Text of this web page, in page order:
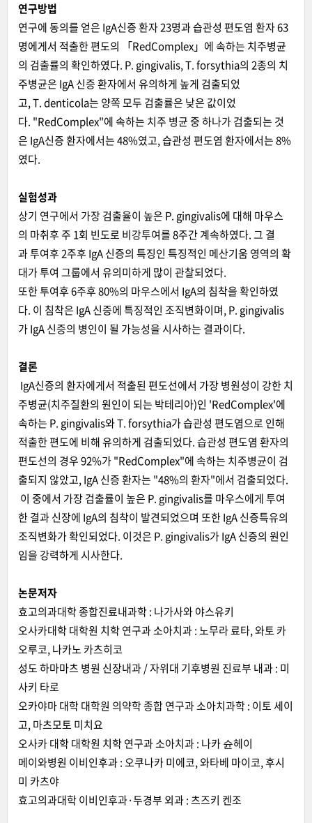
연구방법
연구에 동의를 얻은 IgA신증 환자 23명과 습관성 편도염 환자 63
명에게서 적출한 편도의 「RedComplex」에 속하는 치주병균
의 검출률의 확인하였다. P. gingivalis, T. forsythia의 2종의 치
주병균은 IgA 신증 환자에서 유의하게 높게 검출되었
고, T. denticola는 양쪽 모두 검출률은 낮은 값이었
다. "RedComplex"에 속하는 치주 병균 중 하나가 검출되는 것
은 IgA신증 환자에서는 48%였고, 습관성 편도염 환자에서는 8%
였다.
실험성과
상기 연구에서 가장 검출율이 높은 P. gingivalis에 대해 마우스
의 마취후 주 1회 빈도로 비강투여를 8주간 계속하였다. 그 결
과 투여후 2주후 IgA 신증의 특징인 특징적인 메산기움 영역의 확
대가 투여 그룹에서 유의미하게 많이 관찰되었다.
또한 투여후 6주후 80%의 마우스에서 IgA의 침착을 확인하였
다. 이 침착은 IgA 신증에 특징적인 조직변화이며, P. gingivalis
가 IgA 신증의 병인이 될 가능성을 시사하는 결과이다.
결론
IgA신증의 환자에게서 적출된 편도선에서 가장 병원성이 강한 치
주병균(치주질환의 원인이 되는 박테리아)인 'RedComplex'에
속하는 P. gingivalis와 T. forsythia가 습관성 편도염으로 인해
적출한 편도에 비해 유의하게 검출되었다. 습관성 편도염 환자의
편도선의 경우 92%가 "RedComplex"에 속하는 치주병균이 검
출되지 않았고, IgA 신증 환자는 "48%의 환자"에서 검출되었다.
이 중에서 가장 검출률이 높은 P. gingivalis를 마우스에게 투여
한 결과 신장에 IgA의 침착이 발견되었으며 또한 IgA 신증특유의
조직변화가 확인되었다. 이것은 P. gingivalis가 IgA 신증의 원인
임을 강력하게 시사한다.
논문저자
효고의과대학 종합진료내과학 : 나가사와 야스유키
오사카대학 대학원 치학 연구과 소아치과 : 노무라 료타, 와토 카
오루코, 나카노 카츠히코
성도 하마마츠 병원 신장내과 / 자위대 기후병원 진료부 내과 : 미
사키 타로
오카야마 대학 대학원 의약학 종합 연구과 소아치과학 : 이토 세이
고, 마츠모토 미치요
오사카 대학 대학원 치학 연구과 소아치과 : 나카 슌헤이
메이와병원 이비인후과 : 오쿠나카 미에코, 와타베 마이코, 후시
미 카츠야
효고의과대학 이비인후과·두경부 외과 : 츠즈키 켄조